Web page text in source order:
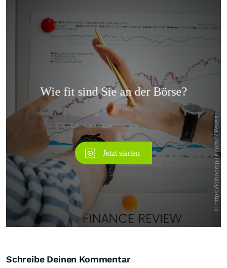
Überspringen
Schreibe Deinen Kommentar